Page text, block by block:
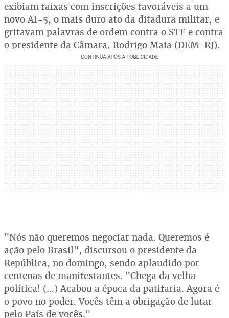
exibiam faixas com inscrições favoráveis a um
novo AI-5, o mais duro ato da ditadura militar, e
gritavam palavras de ordem contra o STF e contra
o presidente da Câmara, Rodrigo Maia (DEM-RJ).
"Nós não queremos negociar nada. Queremos é
ação pelo Brasil", discursou o presidente da
República, no domingo, sendo aplaudido por
centenas de manifestantes. "Chega da velha
política! (…) Acabou a época da patifaria. Agora é
o povo no poder. Vocês têm a obrigação de lutar
pelo País de vocês."